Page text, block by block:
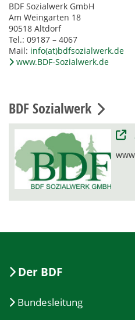
BDF Sozialwerk GmbH
Am Weingarten 18
90518 Altdorf
Tel.: 09187 – 4067
Mail: info(at)bdfsozialwerk.de
www.BDF-Sozialwerk.de
BDF Sozialwerk
Der BDF
Bundesleitung